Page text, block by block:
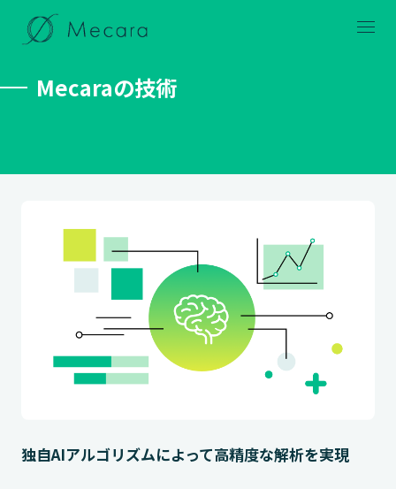
Mecaraの技術
独自AIアルゴリズムによって高精度な解析を実現